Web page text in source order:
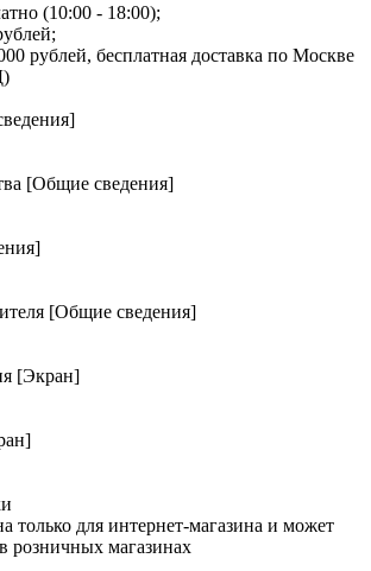
(10:00 - 18:00);
рублей, бесплатная доставка по Москве
[Общие сведения]
[Общие сведения]
[Экран]
только для интернет-магазина и может
розничных магазинах